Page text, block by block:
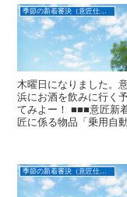
季節の新着審決（意匠仕立て）
木曜日になりました。
浜にお酒を飲みに行く
てみよー！ ■■■意匠新
匠に係る物品「乗用自
季節の新着審決（意匠仕立て）